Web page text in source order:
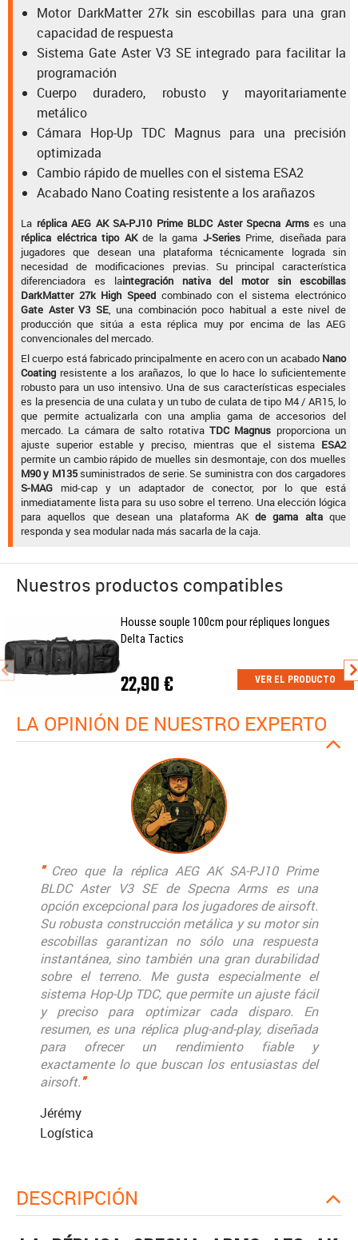
Motor DarkMatter 27k sin escobillas para una gran
capacidad de respuesta
Sistema Gate Aster V3 SE integrado para facilitar la
programación
Cuerpo duradero, robusto y mayoritariamente
metálico
Cámara Hop-Up TDC Magnus para una precisión
optimizada
Cambio rápido de muelles con el sistema ESA2
Acabado Nano Coating resistente a los arañazos
La réplica AEG AK SA-PJ10 Prime BLDC Aster Specna Armses una
réplica eléctrica tipo AKde la gama J-SeriesPrime, diseñada para
jugadores que desean una plataforma técnicamente lograda sin
necesidad de modificaciones previas. Su principal característica
diferenciadora es laintegración nativa del motor sin escobillas
DarkMatter 27k High Speedcombinado con el sistema electrónico
Gate Aster V3 SE, una combinación poco habitual a este nivel de
producción que sitúa a esta réplica muy por encima de las AEG
convencionales del mercado.
El cuerpo está fabricado principalmente en acero con un acabado Nano
Coating resistente a los arañazos, lo que lo hace lo suficientemente
robusto para un uso intensivo. Una de sus características especiales
es la presencia de una culata y un tubo de culata de tipo M4 / AR15, lo
que permite actualizarla con una amplia gama de accesorios del
mercado. La cámara de salto rotativa TDC Magnus proporciona un
ajuste superior estable y preciso, mientras que el sistema ESA2
permite un cambio rápido de muelles sin desmontaje, con dos muelles
M90 y M135suministrados de serie. Se suministra con dos cargadores
S-MAG mid-cap y un adaptador de conector, por lo que está
inmediatamente lista para su uso sobre el terreno. Una elección lógica
para aquellos que desean una plataforma AKde gama altaque
responda y sea modular nada más sacarla de la caja.
Nuestros productos compatibles
Housse souple 100cm pour répliques longues
Delta Tactics
22,90 € VER EL PRODUCTO
LA OPINIÓN DE NUESTRO EXPERTO
" Creo que la réplica AEG AK SA-PJ10 Prime
BLDC Aster V3 SE de Specna Arms es una
opción excepcional para los jugadores de airsoft.
Su robusta construcción metálica y su motor sin
escobillas garantizan no sólo una respuesta
instantánea, sino también una gran durabilidad
sobre el terreno. Me gusta especialmente el
sistema Hop-Up TDC, que permite un ajuste fácil
y preciso para optimizar cada disparo. En
resumen, es una réplica plug-and-play, diseñada
para ofrecer un rendimiento fiable y
exactamente lo que buscan los entusiastas del
airsoft."
Jérémy
Logística
DESCRIPCIÓN